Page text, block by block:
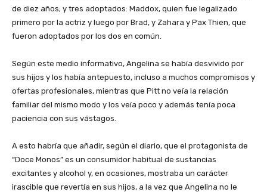
de diez años; y tres adoptados: Maddox, quien fue legalizado
primero por la actriz y luego por Brad, y Zahara y Pax Thien, que
fueron adoptados por los dos en común.
Según este medio informativo, Angelina se había desvivido por
sus hijos y los había antepuesto, incluso a muchos compromisos y
ofertas profesionales, mientras que Pitt no veía la relación
familiar del mismo modo y los veía poco y además tenía poca
paciencia con sus vástagos.
A esto habría que añadir, según el diario, que el protagonista de
“Doce Monos” es un consumidor habitual de sustancias
excitantes y alcohol y, en ocasiones, mostraba un carácter
irascible que revertía en sus hijos, a la vez que Angelina no le